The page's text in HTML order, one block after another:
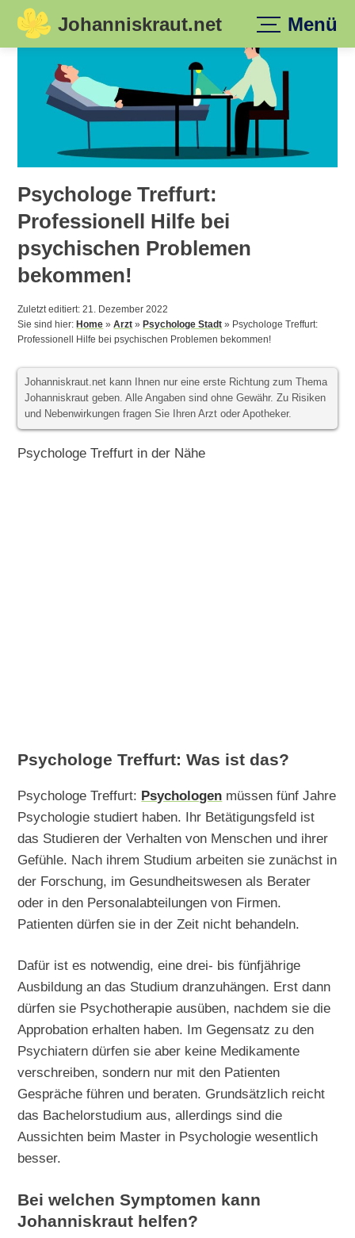
Skip
Johanniskraut.net Menü
Psychologe Treffurt:
Professionell Hilfe bei
psychischen Problemen
bekommen!
Zuletzt editiert: 21. Dezember 2022
Sie sind hier:Home »Arzt »Psychologe Stadt » Psychologe Treffurt:
Professionell Hilfe bei psychischen Problemen bekommen!
Johanniskraut.net kann Ihnen nur eine erste Richtung zum Thema
Johanniskraut geben. Alle Angaben sind ohne Gewähr. Zu Risiken
und Nebenwirkungen fragen Sie Ihren Arzt oder Apotheker.
Psychologe Treffurt in der Nähe
Psychologe Treffurt: Was ist das?
Psychologe Treffurt: Psychologen müssen fünf Jahre
Psychologie studiert haben. Ihr Betätigungsfeld ist
das Studieren der Verhalten von Menschen und ihrer
Gefühle. Nach ihrem Studium arbeiten sie zunächst in
der Forschung, im Gesundheitswesen als Berater
oder in den Personalabteilungen von Firmen.
Patienten dürfen sie in der Zeit nicht behandeln.
Dafür ist es notwendig, eine drei- bis fünfjährige
Ausbildung an das Studium dranzuhängen. Erst dann
dürfen sie Psychotherapie ausüben, nachdem sie die
Approbation erhalten haben. Im Gegensatz zu den
Psychiatern dürfen sie aber keine Medikamente
verschreiben, sondern nur mit den Patienten
Gespräche führen und beraten. Grundsätzlich reicht
das Bachelorstudium aus, allerdings sind die
Aussichten beim Master in Psychologie wesentlich
besser.
Bei welchen Symptomen kann
Johanniskraut helfen?